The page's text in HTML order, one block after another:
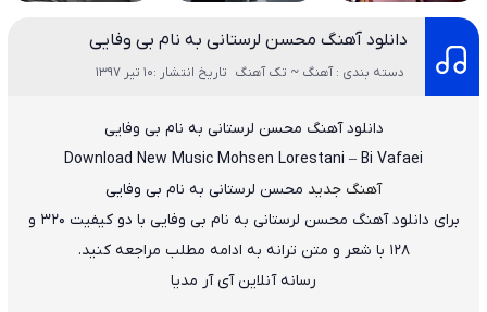
دانلود آهنگ محسن لرستانی به نام بی وفایی
دسته بندی : آهنگ ~ تک آهنگ تاریخ انتشار :10 تیر 1397
دانلود آهنگ محسن لرستانی به نام بی وفایی
Download New Music Mohsen Lorestani – Bi Vafaei
آهنگ جدید محسن لرستانی به نام بی وفایی
برای دانلود آهنگ محسن لرستانی به نام بی وفایی با دو کیفیت ۳۲۰ و
۱۲۸ با شعر و متن ترانه به ادامه مطلب مراجعه کنید.
رسانه آنلاین آی آر مدیا